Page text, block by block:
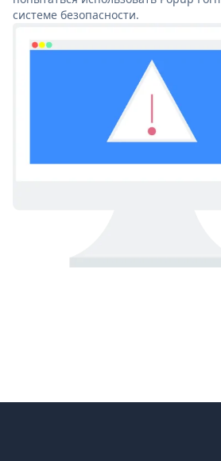
системе безопасности.